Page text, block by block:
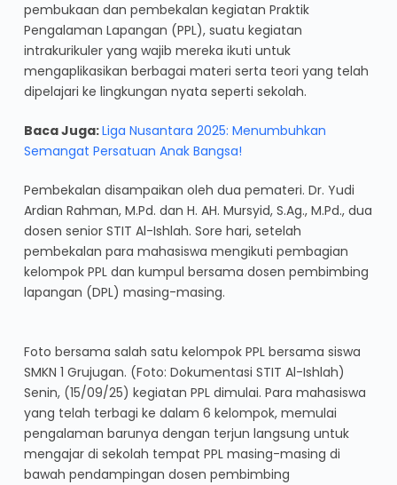
pembukaan dan pembekalan kegiatan Praktik
Pengalaman Lapangan (PPL), suatu kegiatan
intrakurikuler yang wajib mereka ikuti untuk
mengaplikasikan berbagai materi serta teori yang telah
dipelajari ke lingkungan nyata seperti sekolah.
Baca Juga:Liga Nusantara 2025: Menumbuhkan
Semangat Persatuan Anak Bangsa!
Pembekalan disampaikan oleh dua pemateri. Dr. Yudi
Ardian Rahman, M.Pd. dan H. AH. Mursyid, S.Ag., M.Pd., dua
dosen senior STIT Al-Ishlah. Sore hari, setelah
pembekalan para mahasiswa mengikuti pembagian
kelompok PPL dan kumpul bersama dosen pembimbing
lapangan (DPL) masing-masing.
Foto bersama salah satu kelompok PPL bersama siswa
SMKN 1 Grujugan. (Foto: Dokumentasi STIT Al-Ishlah)
Senin, (15/09/25) kegiatan PPL dimulai. Para mahasiswa
yang telah terbagi ke dalam 6 kelompok, memulai
pengalaman barunya dengan terjun langsung untuk
mengajar di sekolah tempat PPL masing-masing di
bawah pendampingan dosen pembimbing